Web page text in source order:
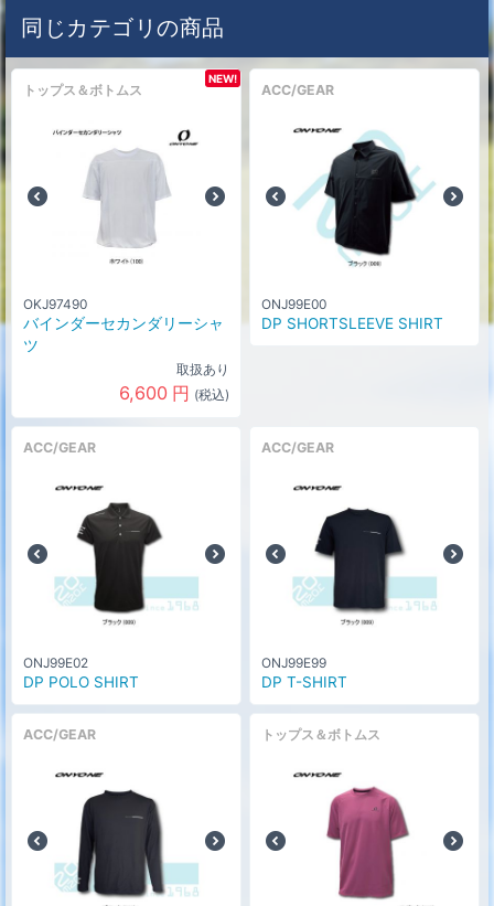
同じカテゴリの商品
NEW!
トップス＆ボトムス
OKJ97490
バインダーセカンダリーシャ
ツ
取扱あり
6,600 円 (税込)
ACC/GEAR
ONJ99E00
DP SHORTSLEEVE SHIRT
ACC/GEAR
ONJ99E02
DP POLO SHIRT
ACC/GEAR
ONJ99E99
DP T-SHIRT
ACC/GEAR トップス＆ボトムス